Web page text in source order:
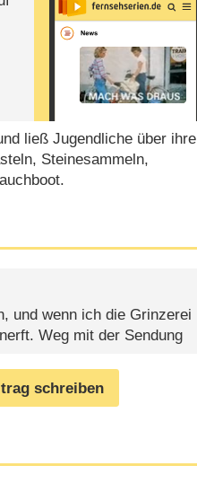
ließ Jugendliche über ihre
Steinesammeln,
und wenn ich die Grinzerei
Weg mit der Sendung
schreiben